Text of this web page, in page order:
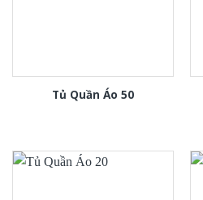
Tủ Quần Áo 50